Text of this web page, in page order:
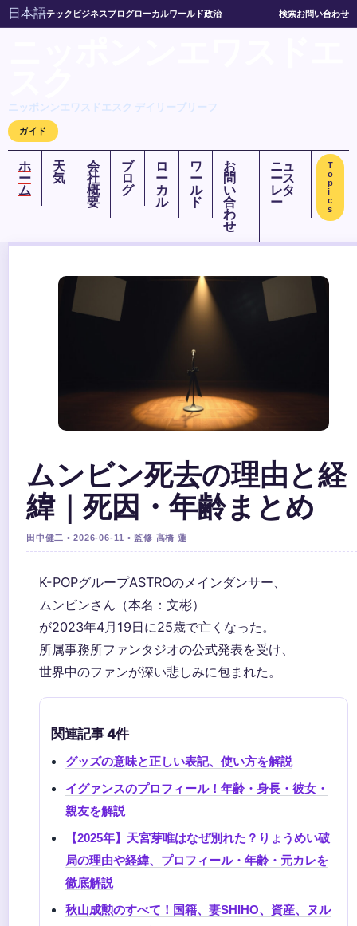
日本語テック ビジネスブログローカルワールド政治 検索お問い合わせ
ニッポンンエワスドエスク デイリーブリーフ
ガイド
ホ
ー
ム
天
気
会
社
概
要
ブ
ロ
グ
ロ
ー
カ
ル
ワ
ー
ル
ド
お
問
い
合
わ
せ
ニュ
ース
レタ
ー
T
o
p
i
c
s
ムンビン死去の理由と経
緯｜死因・年齢まとめ
田中健二 • 2026-06-11 • 監修 高橋 蓮
K-POPグループASTROのメインダンサー、
ムンビンさん（本名：文彬）
が2023年4月19日に25歳で亡くなった。
所属事務所ファンタジオの公式発表を受け、
世界中のファンが深い悲しみに包まれた。
関連記事 4件
グッズの意味と正しい表記、使い方を解説
イグァンスのプロフィール！年齢・身長・彼女・
親友を解説
【2025年】天宮芽唯はなぜ別れた？りょうめい破
局の理由や経緯、プロフィール・年齢・元カレを
徹底解説
秋山成勲のすべて！国籍、妻SHIHO、資産、ヌル